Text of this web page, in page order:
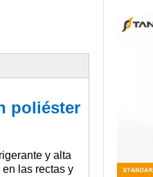
poliéster
y alta
las rectas y